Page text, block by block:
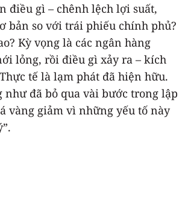
điều gì – chênh lệch lợi suất,
bản so với trái phiếu chính phủ?
Kỳ vọng là các ngân hàng
lỏng, rồi điều gì xảy ra – kích
tế là lạm phát đã hiện hữu.
như đã bỏ qua vài bước trong lập
vàng giảm vì những yếu tố này